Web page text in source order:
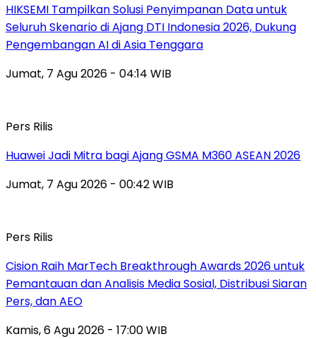
HIKSEMI Tampilkan Solusi Penyimpanan Data untuk
Seluruh Skenario di Ajang DTI Indonesia 2026, Dukung
Pengembangan AI di Asia Tenggara
Jumat, 7 Agu 2026 - 04:14 WIB
Pers Rilis
Huawei Jadi Mitra bagi Ajang GSMA M360 ASEAN 2026
Jumat, 7 Agu 2026 - 00:42 WIB
Pers Rilis
Cision Raih MarTech Breakthrough Awards 2026 untuk
Pemantauan dan Analisis Media Sosial, Distribusi Siaran
Pers, dan AEO
Kamis, 6 Agu 2026 - 17:00 WIB